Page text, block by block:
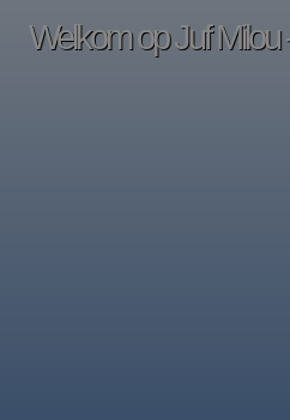
Welkom op Juf Milou